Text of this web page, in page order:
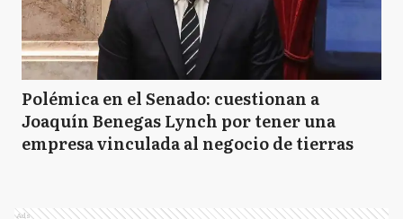
Polémica en el Senado: cuestionan a
Joaquín Benegas Lynch por tener una
empresa vinculada al negocio de tierras
Ads